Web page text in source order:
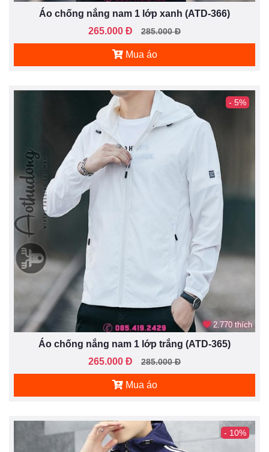
Áo chống nắng nam 1 lớp xanh (ATD-366)
265.000 Đ
285.000 Đ
Mua áo
- 5%
2.770 thích
Áo chống nắng nam 1 lớp trắng (ATD-365)
265.000 Đ
285.000 Đ
Mua áo
- 10%